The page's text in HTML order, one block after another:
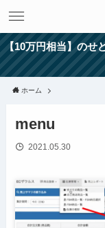
【10万円相当】のせ
ホーム
menu
2021.05.30